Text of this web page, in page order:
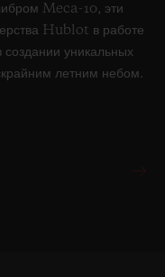
Meca-10, эти
Hublot в работе
уникальных
летним небом.